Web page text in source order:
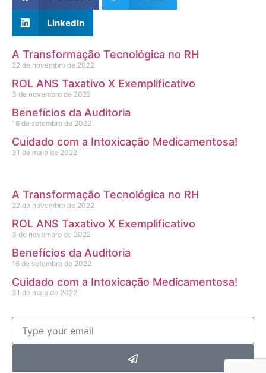
LinkedIn
A Transformação Tecnológica no RH
22 de novembro de 2022
ROL ANS Taxativo X Exemplificativo
3 de novembro de 2022
Benefícios da Auditoria
16 de setembro de 2022
Cuidado com a Intoxicação Medicamentosa!
31 de maio de 2022
A Transformação Tecnológica no RH
22 de novembro de 2022
ROL ANS Taxativo X Exemplificativo
3 de novembro de 2022
Benefícios da Auditoria
16 de setembro de 2022
Cuidado com a Intoxicação Medicamentosa!
31 de maio de 2022